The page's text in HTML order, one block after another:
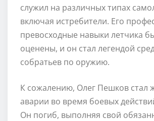
служил на различных типах
включая истребители. Его
превосходные навыки летчика
оценены, и он стал легендой
собратьев по оружию.
К сожалению, Олег Пешков стал
аварии во время боевых
Он погиб, выполняя свой